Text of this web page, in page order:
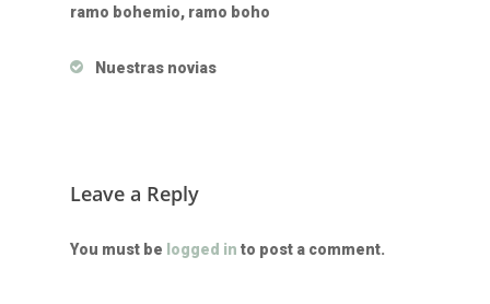
ramo bohemio, ramo boho
Nuestras novias
Leave a Reply
You must be logged in to post a comment.